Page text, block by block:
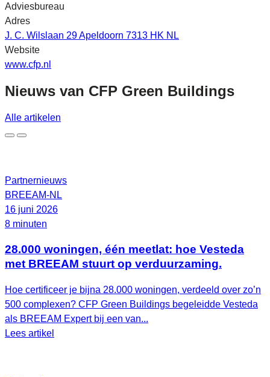
Adviesbureau
Adres
J. C. Wilslaan 29 Apeldoorn 7313 HK NL
Website
www.cfp.nl
Nieuws van CFP Green Buildings
Alle artikelen
Partnernieuws
BREEAM-NL
16 juni 2026
8 minuten
28.000 woningen, één meetlat: hoe Vesteda
met BREEAM stuurt op verduurzaming.
Hoe certificeer je bijna 28.000 woningen, verdeeld over zo’n
500 complexen? CFP Green Buildings begeleidde Vesteda
als BREEAM Expert bij een van...
Lees artikel